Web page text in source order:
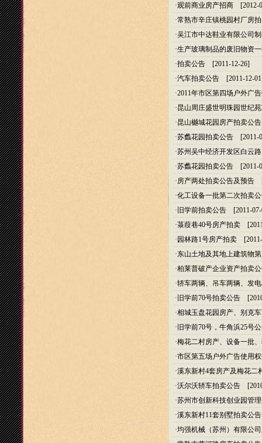
·观前商业房产招商 [2012-
·常熟市辛庄镇桃园村厂房
·吴江市中达鞋业有限公司
·生产玻璃制品的废旧物资
·拍卖公告 [2011-12-26]
·汽车拍卖公告 [2011-12-
·2011年市区第四场户外广
·昆山周庄盛世明珠园世纪
·昆山樾城花园房产拍卖公告
·苏蠡花园拍卖公告 [2011-
·苏州吴中经济开发区白云
·苏蠡花园拍卖公告 [2011-
·房产两处拍卖公告及预告
·化工设备一批第二次拍卖
· 旧学前拍卖公告 [2011-
·菉葭巷40号房产拍卖
· 园林路1号房产拍卖
·东山土地及其地上建筑物
·柏莱普破产企业资产拍卖
·轿车两辆、吊车两辆、发
· 旧学前70号拍卖公告
·相城玉盘花园房产、别克
· 旧学前70号，牛角浜25号
·梅花二村房产、设备一批
·市区第五场户外广告使用
·溪东新村4套房产及梅花二
·沃尔沃轿车拍卖公告
·苏州市创新科技创业园管
·溪东新村11套别墅拍卖公告
·均强机械（苏州）有限公